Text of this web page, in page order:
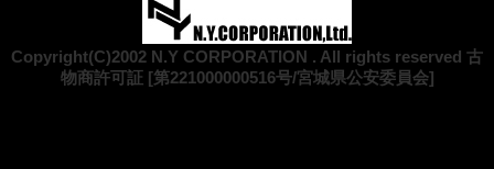
Copyright(C)2002 N.Y CORPORATION . All rights reserved 古
物商許可証 [第221000000516号/宮城県公安委員会]